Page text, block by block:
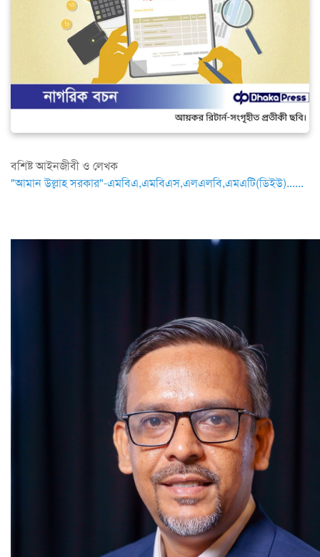
বশিষ্ট আইনজীবী ও লেখক
"আমান উল্লাহ সরকার"-এমবিএ,এমবিএস,এলএলবি,এমএটি(ডিইউ)......